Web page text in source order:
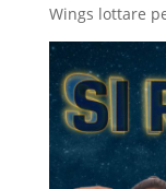
Wings lottare